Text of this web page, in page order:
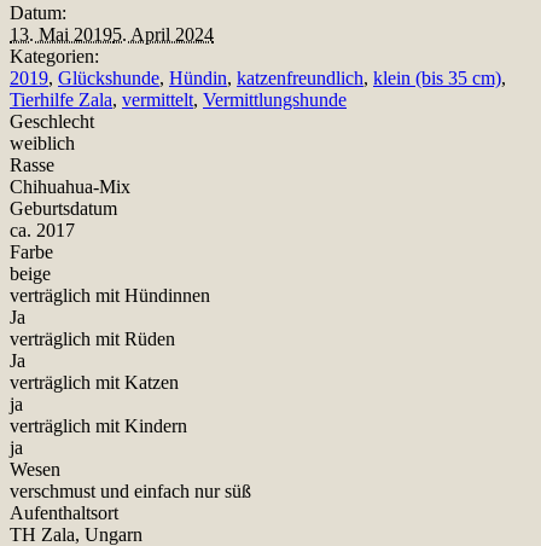
Datum:
13. Mai 20195. April 2024
Kategorien:
2019, Glückshunde, Hündin, katzenfreundlich, klein (bis 35 cm),
Tierhilfe Zala, vermittelt, Vermittlungshunde
Geschlecht
weiblich
Rasse
Chihuahua-Mix
Geburtsdatum
ca. 2017
Farbe
beige
verträglich mit Hündinnen
Ja
verträglich mit Rüden
Ja
verträglich mit Katzen
ja
verträglich mit Kindern
ja
Wesen
verschmust und einfach nur süß
Aufenthaltsort
TH Zala, Ungarn